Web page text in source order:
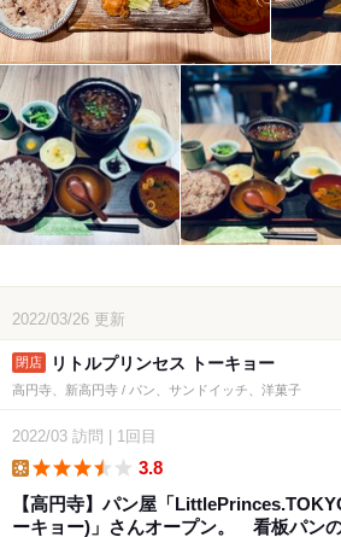
2022/03/26 更新
リトルプリンセス トーキョー
高円寺、新高円寺 / パン、サンドイッチ、洋菓子
2022/03 訪問 1回目
3.8
【高円寺】パン屋「
ーキョー)」さんオープン。 看板パン